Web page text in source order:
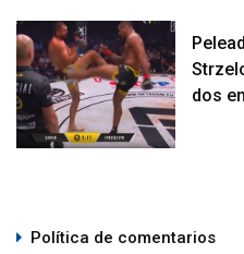
dos
Política de comentarios